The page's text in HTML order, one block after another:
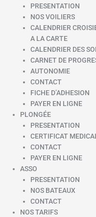
PRESENTATION
NOS VOILIERS
CALENDRIER
A LA CARTE
CALENDRIER DES
CARNET DE
AUTONOMIE
CONTACT
FICHE D’ADHESION
PAYER EN LIGNE
PLONGÉE
PRESENTATION
CERTIFICAT
CONTACT
PAYER EN LIGNE
ASSO
PRESENTATION
NOS BATEAUX
CONTACT
NOS TARIFS